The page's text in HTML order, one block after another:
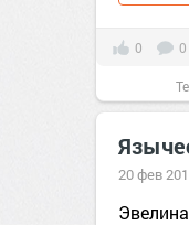
0 0
20 фев